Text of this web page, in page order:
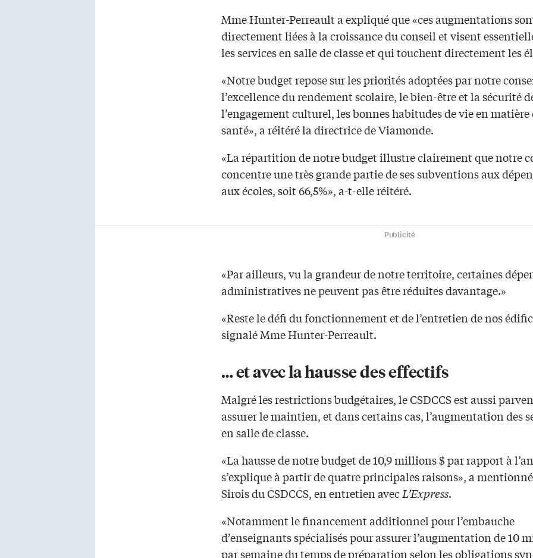
Mme Hunter-Perreault a expliqué que «ces augmentations
directement liées à la croissance du conseil et visent
les services en salle de classe et qui touchent directement les
«Notre budget repose sur les priorités adoptées par notre
l’excellence du rendement scolaire, le bien-être et la sécurité
l’engagement culturel, les bonnes habitudes de vie en matière
santé», a réitéré la directrice de Viamonde.
«La répartition de notre budget illustre clairement que notre
concentre une très grande partie de ses subventions aux
aux écoles, soit 66,5%», a-t-elle réitéré.
Publicité
«Par ailleurs, vu la grandeur de notre territoire, certaines
administratives ne peuvent pas être réduites davantage.»
«Reste le défi du fonctionnement et de l’entretien de nos
signalé Mme Hunter-Perreault.
… et avec la hausse des effectifs
Malgré les restrictions budgétaires, le CSDCCS est aussi
assurer le maintien, et dans certains cas, l’augmentation des
en salle de classe.
«La hausse de notre budget de 10,9 millions $ par rapport à
s’explique à partir de quatre principales raisons», a
Sirois du CSDCCS, en entretien avecL’Express.
«Notamment le financement additionnel pour l’embauche
d’enseignants spécialisés pour assurer l’augmentation de 10
par semaine du temps de préparation selon les obligations